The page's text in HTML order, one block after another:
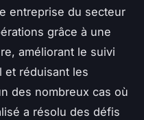
entreprise du secteur
grâce à une
améliorant le suivi
et réduisant les
des nombreux cas où
a résolu des défis